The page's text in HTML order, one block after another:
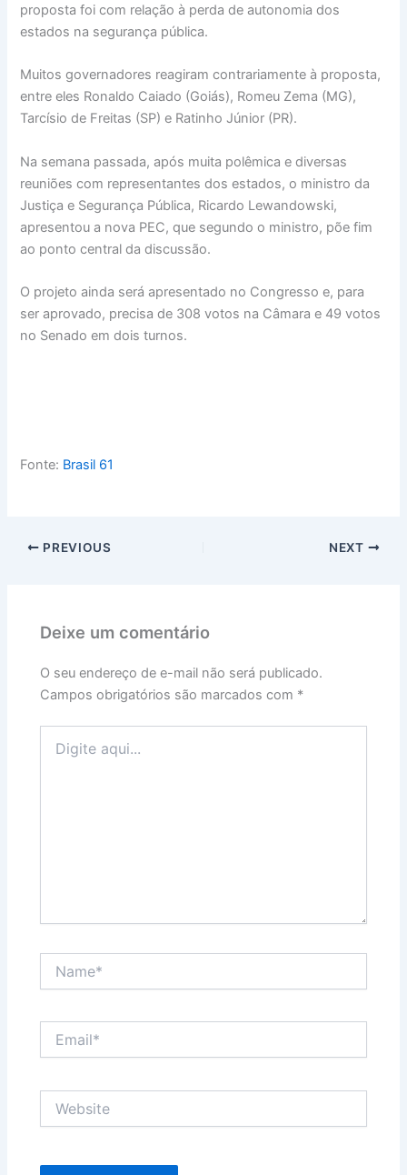
proposta foi com relação à perda de autonomia dos
estados na segurança pública.
Muitos governadores reagiram contrariamente à proposta,
entre eles Ronaldo Caiado (Goiás), Romeu Zema (MG),
Tarcísio de Freitas (SP) e Ratinho Júnior (PR).
Na semana passada, após muita polêmica e diversas
reuniões com representantes dos estados, o ministro da
Justiça e Segurança Pública, Ricardo Lewandowski,
apresentou a nova PEC, que segundo o ministro, põe fim
ao ponto central da discussão.
O projeto ainda será apresentado no Congresso e, para
ser aprovado, precisa de 308 votos na Câmara e 49 votos
no Senado em dois turnos.
Fonte: Brasil 61
PREVIOUS NEXT
Deixe um comentário
O seu endereço de e-mail não será publicado.
Campos obrigatórios são marcados com *
aqui...